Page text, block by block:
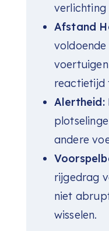
Afstand
reactietijd
Alertheid:
andere
rijgedrag
niet
wisselen.